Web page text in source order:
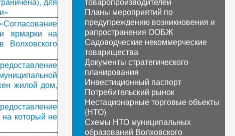
ярмарки на
Волховского
жилой дом,
на который не
Планы мероприятий по
предупреждению возникновения и
рапространения ООБЖ
Садоводческие некоммерческие
товарищества
Документы стратегического
планирования
Инвестиционный паспорт
Потребительский рынок
Нестационарные торговые объекты
(НТО)
Схемы НТО муниципальных
образований Волховского